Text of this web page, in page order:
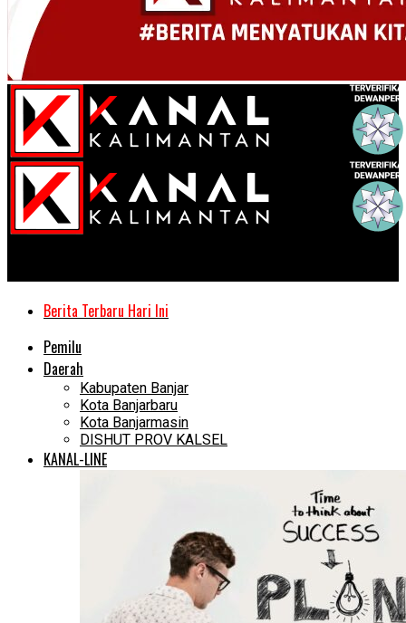
Berita Terbaru Hari Ini
Pemilu
Daerah
Kabupaten Banjar
Kota Banjarbaru
Kota Banjarmasin
DISHUT PROV KALSEL
KANAL-LINE